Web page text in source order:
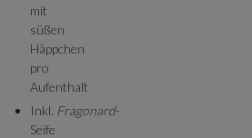
mit
süßen
Häppchen
pro
Aufenthalt
Inkl. Fragonard-
Seife